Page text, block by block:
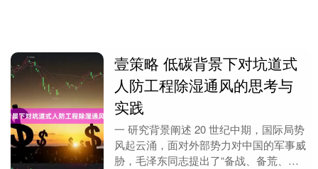
壹策略 低碳背景下对坑道式
人防工程除湿通风的思考与
实践
一 研究背景阐述 20 世纪中期，国际局势
风起云涌，面对外部势力对中国的军事威
胁，毛泽东同志提出了“备战、备荒、为